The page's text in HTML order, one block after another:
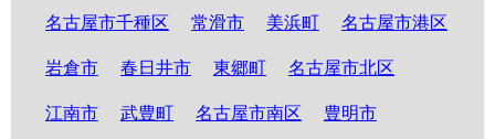
名古屋市千種区 常滑市 美浜町 名古屋市港区
岩倉市 春日井市 東郷町 名古屋市北区
江南市 武豊町 名古屋市南区 豊明市